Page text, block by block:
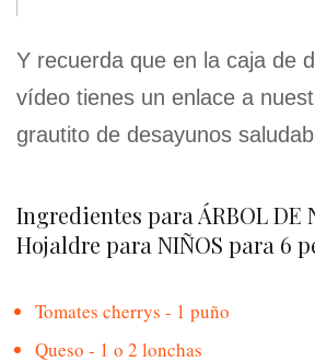
Y recuerda que en la caja de
vídeo tienes un enlace a
grautito de desayunos
Ingredientes para ÁRBOL DE
Hojaldre para NIÑOS para 6
Tomates cherrys - 1 puño
Queso - 1 o 2 lonchas